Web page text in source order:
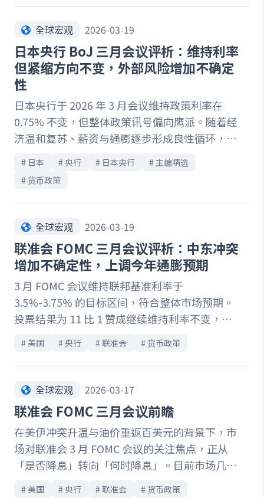
感；信贷市场则呈现明显分化，潜在风险逐步累
积。在此背景下，联准会决策由单向宽松预期转
为双向权衡，市场定价逻辑亦面临重塑。本文将
带你拆解纪要关键讯号，掌握政策与市场的下一
步方向。
全球宏观 2026-03-19
日本央行 BoJ 三月会议评析：维持利率
但紧缩方向不变，外部风险增加不确定
性
日本央行于 2026 年 3 月会议维持政策利率在
0.75% 不变，但整体政策讯号偏向鹰派。随着经
济温和复苏、薪资与通膨逐步形成良性循环，央
持警觉。同时，地缘政治与油价波动加剧，使决
策内部分歧升温，也提升政策路径的不确定性。
期，四月行动机率显著上升。本次会议凸显日本
货币政策正处于转折关键，未来升息节奏与外部
风险如何交织，将成为市场关注焦点。
# 日本 # 央行 # 日本央行 # 主编精选
# 货币政策
全球宏观 2026-03-19
联准会 FOMC 三月会议评析：中东冲突
增加不确定性，上调今年通膨预期
3 月 FOMC 会议维持联邦基准利率于
3.5%-3.75% 的目标区间，符合整体市场预期。
投票结果为 11 比 1 赞成继续维持利率不变，显
近期中东冲突对美国经济的影响时间与范围充满
数据以决定后续政策。
# 美国 # 央行 # 联准会 # 货币政策
全球宏观 2026-03-17
联准会 FOMC 三月会议前瞻
在美伊冲突升温与油价重返百美元的背景下，市
场对联准会 3 月 FOMC 会议的关注焦点，正从
「是否降息」转向「何时降息」。目前市场几乎
# 美国 # 央行 # 联准会 # 货币政策